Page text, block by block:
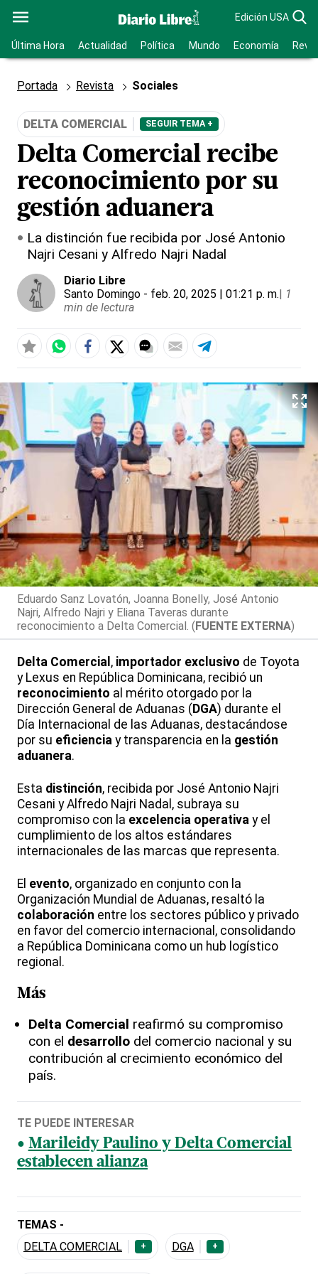
Edición USA
Última Hora Actualidad Política Mundo Economía
Portada Revista Sociales
DELTA COMERCIAL SEGUIR TEMA +
Delta Comercial recibe
reconocimiento por su
gestión aduanera
La distinción fue recibida por José Antonio
Najri Cesani y Alfredo Najri Nadal
Diario Libre
Santo Domingo - feb. 20, 2025 | 01:21 p. m.| 1
min de lectura
Eduardo Sanz Lovatón, Joanna Bonelly, José Antonio
Najri, Alfredo Najri y Eliana Taveras durante
reconocimiento a Delta Comercial. (FUENTE EXTERNA)
Delta Comercial , importador exclusivo de Toyota
y Lexus en República Dominicana, recibió un
reconocimiento al mérito otorgado por la
Dirección General de Aduanas ( DGA) durante el
Día Internacional de las Aduanas, destacándose
por su eficiencia y transparencia en la gestión
aduanera.
Esta distinción, recibida por José Antonio Najri
Cesani y Alfredo Najri Nadal, subraya su
compromiso con la excelencia operativa y el
cumplimiento de los altos estándares
internacionales de las marcas que representa.
El evento, organizado en conjunto con la
Organización Mundial de Aduanas, resaltó la
colaboración entre los sectores público y privado
en favor del comercio internacional, consolidando
a República Dominicana como un hub logístico
regional.
Más
Delta Comercial reafirmó su compromiso
con el desarrollo del comercio nacional y su
contribución al crecimiento económico del
país.
TE PUEDE INTERESAR
Marileidy Paulino y Delta Comercial
establecen alianza
TEMAS -
DELTA COMERCIAL
+ DGA +